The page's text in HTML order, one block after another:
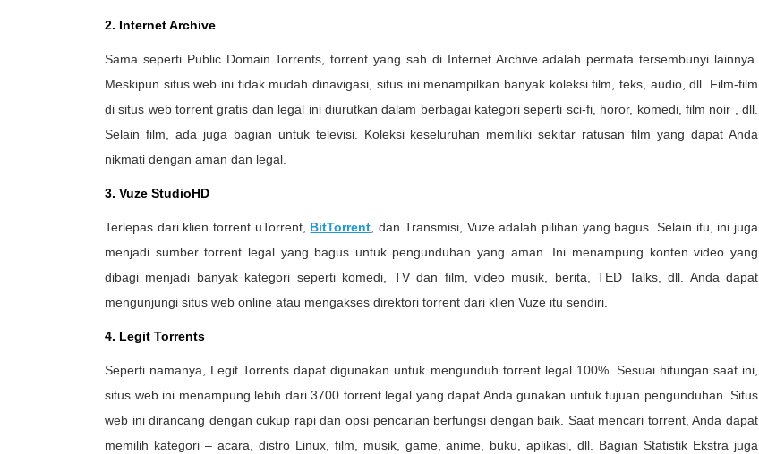
2. Internet Archive
Sama seperti Public Domain Torrents, torrent yang sah di Internet Archive adalah permata tersembunyi lainnya.
Meskipun situs web ini tidak mudah dinavigasi, situs ini menampilkan banyak koleksi film, teks, audio, dll. Film-film
di situs web torrent gratis dan legal ini diurutkan dalam berbagai kategori seperti sci-fi, horor, komedi, film noir , dll.
Selain film, ada juga bagian untuk televisi. Koleksi keseluruhan memiliki sekitar ratusan film yang dapat Anda
nikmati dengan aman dan legal.
3. Vuze StudioHD
Terlepas dari klien torrent uTorrent, BitTorrent, dan Transmisi, Vuze adalah pilihan yang bagus. Selain itu, ini juga
menjadi sumber torrent legal yang bagus untuk pengunduhan yang aman. Ini menampung konten video yang
dibagi menjadi banyak kategori seperti komedi, TV dan film, video musik, berita, TED Talks, dll. Anda dapat
mengunjungi situs web online atau mengakses direktori torrent dari klien Vuze itu sendiri.
4. Legit Torrents
Seperti namanya, Legit Torrents dapat digunakan untuk mengunduh torrent legal 100%. Sesuai hitungan saat ini,
situs web ini menampung lebih dari 3700 torrent legal yang dapat Anda gunakan untuk tujuan pengunduhan. Situs
web ini dirancang dengan cukup rapi dan opsi pencarian berfungsi dengan baik. Saat mencari torrent, Anda dapat
memilih kategori – acara, distro Linux, film, musik, game, anime, buku, aplikasi, dll. Bagian Statistik Ekstra juga